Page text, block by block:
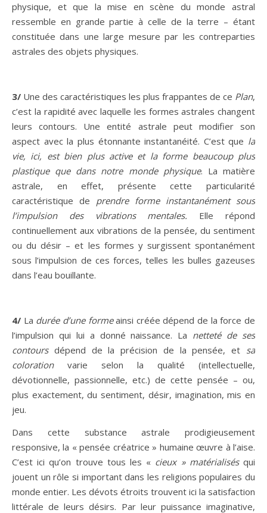
physique, et que la mise en scène du monde astral
ressemble en grande partie à celle de la terre – étant
constituée dans une large mesure par les contreparties
astrales des objets physiques.
3/ Une des caractéristiques les plus frappantes de ce Plan,
c’est la rapidité avec laquelle les formes astrales changent
leurs contours. Une entité astrale peut modifier son
aspect avec la plus étonnante instantanéité. C’est que la
vie, ici, est bien plus active et la forme beaucoup plus
plastique que dans notre monde physique. La matière
astrale, en effet, présente cette particularité
caractéristique de prendre forme instantanément sous
l’impulsion des vibrations mentales. Elle répond
continuellement aux vibrations de la pensée, du sentiment
ou du désir – et les formes y surgissent spontanément
sous l’impulsion de ces forces, telles les bulles gazeuses
dans l’eau bouillante.
4/ La durée d’une formeainsi créée dépend de la force de
l’impulsion qui lui a donné naissance. La netteté de ses
contoursdépend de la précision de la pensée, et sa
colorationvarie selon la qualité (intellectuelle,
dévotionnelle, passionnelle, etc.) de cette pensée – ou,
plus exactement, du sentiment, désir, imagination, mis en
jeu.
Dans cette substance astrale prodigieusement
responsive, la « pensée créatrice » humaine œuvre à l’aise.
C’est ici qu’on trouve tous les « cieux » matérialisésqui
jouent un rôle si important dans les religions populaires du
monde entier. Les dévots étroits trouvent ici la satisfaction
littérale de leurs désirs. Par leur puissance imaginative,